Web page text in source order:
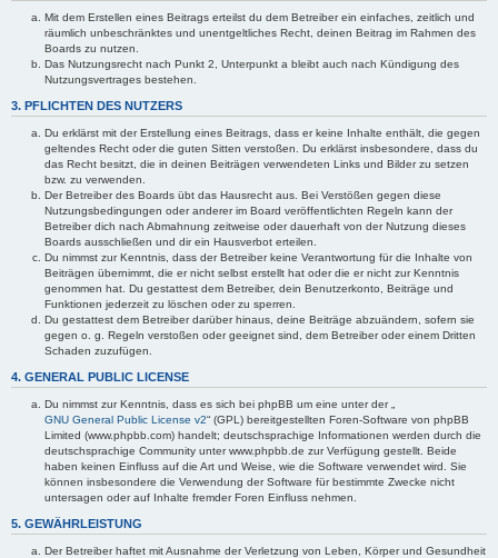
Mit dem Erstellen eines Beitrags erteilst du dem Betreiber ein einfaches, zeitlich und
räumlich unbeschränktes und unentgeltliches Recht, deinen Beitrag im Rahmen des
Boards zu nutzen.
Das Nutzungsrecht nach Punkt 2, Unterpunkt a bleibt auch nach Kündigung des
Nutzungsvertrages bestehen.
3. PFLICHTEN DES NUTZERS
Du erklärst mit der Erstellung eines Beitrags, dass er keine Inhalte enthält, die gegen
geltendes Recht oder die guten Sitten verstoßen. Du erklärst insbesondere, dass du
das Recht besitzt, die in deinen Beiträgen verwendeten Links und Bilder zu setzen
bzw. zu verwenden.
Der Betreiber des Boards übt das Hausrecht aus. Bei Verstößen gegen diese
Nutzungsbedingungen oder anderer im Board veröffentlichten Regeln kann der
Betreiber dich nach Abmahnung zeitweise oder dauerhaft von der Nutzung dieses
Boards ausschließen und dir ein Hausverbot erteilen.
Du nimmst zur Kenntnis, dass der Betreiber keine Verantwortung für die Inhalte von
Beiträgen übernimmt, die er nicht selbst erstellt hat oder die er nicht zur Kenntnis
genommen hat. Du gestattest dem Betreiber, dein Benutzerkonto, Beiträge und
Funktionen jederzeit zu löschen oder zu sperren.
Du gestattest dem Betreiber darüber hinaus, deine Beiträge abzuändern, sofern sie
gegen o. g. Regeln verstoßen oder geeignet sind, dem Betreiber oder einem Dritten
Schaden zuzufügen.
4. GENERAL PUBLIC LICENSE
Du nimmst zur Kenntnis, dass es sich bei phpBB um eine unter der „
GNU General Public License v2“ (GPL) bereitgestellten Foren-Software von phpBB
Limited (www.phpbb.com) handelt; deutschsprachige Informationen werden durch die
deutschsprachige Community unter www.phpbb.de zur Verfügung gestellt. Beide
haben keinen Einfluss auf die Art und Weise, wie die Software verwendet wird. Sie
können insbesondere die Verwendung der Software für bestimmte Zwecke nicht
untersagen oder auf Inhalte fremder Foren Einfluss nehmen.
5. GEWÄHRLEISTUNG
Der Betreiber haftet mit Ausnahme der Verletzung von Leben, Körper und Gesundheit